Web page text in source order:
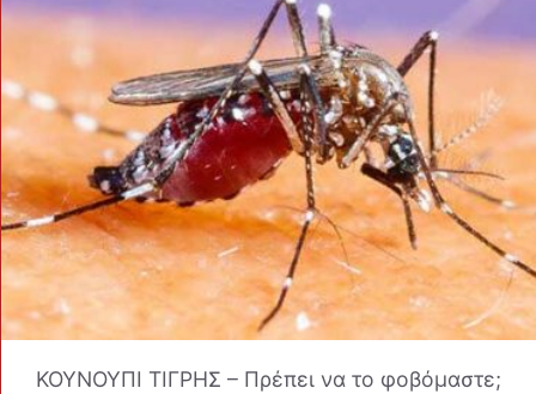
ΚΟΥΝΟΥΠΙ ΤΙΓΡΗΣ – Πρέπει να το φοβόμαστε;